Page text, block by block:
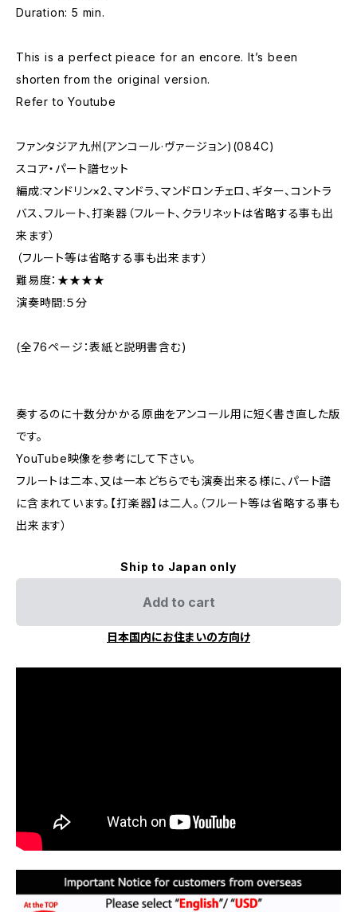
Duration: 5 min.
This is a perfect pieace for an encore. It’s been
shorten from the original version.
Refer to Youtube
ファンタジア九州(アンコール·ヴァージョン)(084C)
スコア・パート譜セット
編成:マンドリン×2、マンドラ、マンドロンチェロ、ギター、コントラ
バス、フルート、打楽器（フルート、クラリネットは省略する事も出
来ます）
（フルート等は省略する事も出来ます）
難易度：★★★★
演奏時間:５分
(全76ページ：表紙と説明書含む)
奏するのに十数分かかる原曲をアンコール用に短く書き直した版
です。
YouTube映像を参考にして下さい。
フルートは二本、又は一本どちらでも演奏出来る様に、パート譜
に含まれています。【打楽器】は二人。（フルート等は省略する事も
出来ます）
Ship to Japan only
Add to cart
日本国内にお住まいの方向け